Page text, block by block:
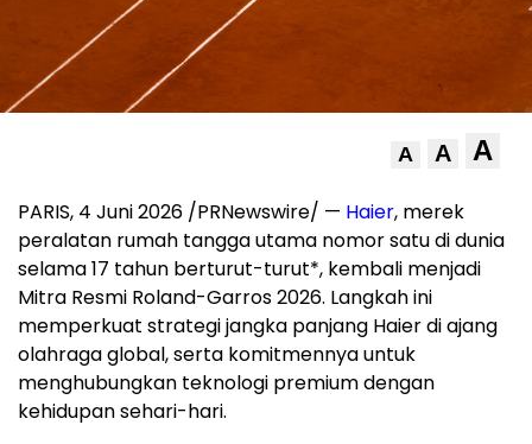
A A A
PARIS, 4 Juni 2026 /PRNewswire/ — Haier, merek
peralatan rumah tangga utama nomor satu di dunia
selama 17 tahun berturut-turut*, kembali menjadi
Mitra Resmi Roland-Garros 2026. Langkah ini
memperkuat strategi jangka panjang Haier di ajang
olahraga global, serta komitmennya untuk
menghubungkan teknologi premium dengan
kehidupan sehari-hari.